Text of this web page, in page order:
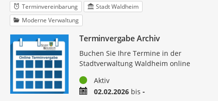
Terminvereinbarung
Stadt Waldheim
Moderne Verwaltung
Terminvergabe Archiv
Buchen Sie Ihre Termine in der
Stadtverwaltung Waldheim online
StatusAktiv
Zeitraum02.02.2026bis -